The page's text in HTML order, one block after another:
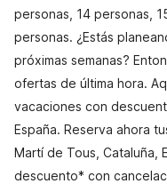
personas, 14 personas,
personas. ¿Estás
próximas semanas?
ofertas de última hora.
vacaciones con
España. Reserva ahora
Martí de Tous, Cataluña,
descuento* con